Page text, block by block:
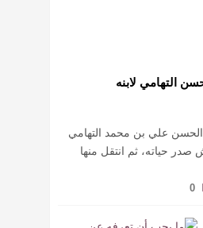
الحسن علي بن محمد التهامي
360 وفيها عاش صدر حياته، ثم انتقل منها
0